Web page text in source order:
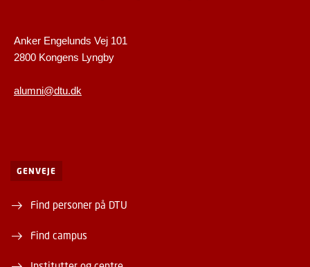
Anker Engelunds Vej 101
2800 Kongens Lyngby
alumni@dtu.dk
GENVEJE
Find personer på DTU
Find campus